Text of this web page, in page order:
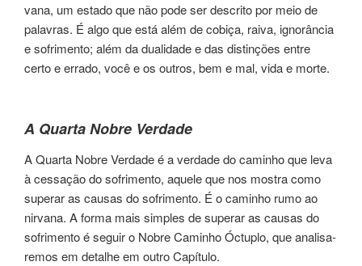
va­na, um esta­do que não pode ser des­cri­to por meio de
pala­vras. É algo que está além de cobi­ça, raiva, ignorân­cia
e sofri­men­to; além da dualidade e das dis­tin­ções entre
certo e errado, você e os ­outros, bem e mal, vida e morte.
A Quarta Nobre Verdade
A Quarta Nobre Verdade é a ver­da­de do cami­nho que leva
à ces­sa­ção do sofrimen­to, aque­le que nos mos­tra como
supe­rar as cau­sas do sofri­men­to. É o cami­nho rumo ao
nirvana. A forma mais sim­ples de supe­rar as cau­sas do
sofri­men­to é ­seguir o Nobre Caminho Óctu­plo, que ana­li­sa­
re­mos em deta­lhe em outro Capítulo.